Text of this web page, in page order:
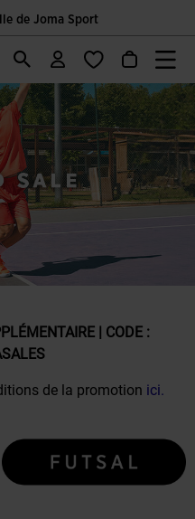
de Joma Sport
| CODE :
de la promotion ici.